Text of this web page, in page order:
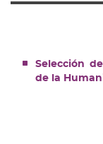
Selección
de la